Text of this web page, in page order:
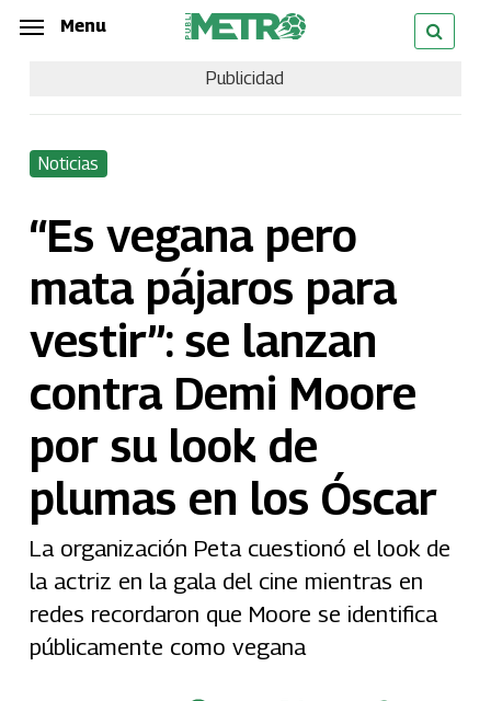
Skip
content
Menu
Publicidad
Noticias
“Es vegana pero
mata pájaros para
vestir”: se lanzan
contra Demi Moore
por su look de
plumas en los Óscar
La organización Peta cuestionó el look de
la actriz en la gala del cine mientras en
redes recordaron que Moore se identifica
públicamente como vegana
Menu